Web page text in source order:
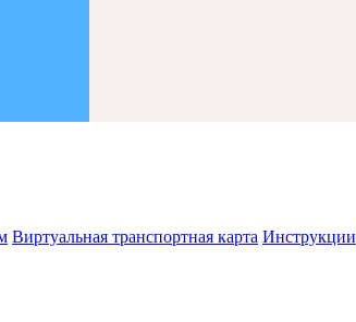
Виртуальная транспортная карта Инструкции